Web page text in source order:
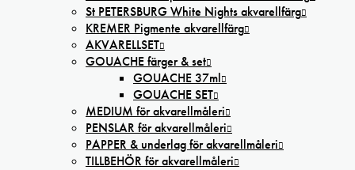
St PETERSBURG White Nights akvarellfärg
KREMER Pigmente akvarellfärg
AKVARELLSET
GOUACHE färger & set
GOUACHE 37ml
GOUACHE SET
MEDIUM för akvarellmåleri
PENSLAR för akvarellmåleri
PAPPER & underlag för akvarellmåleri
TILLBEHÖR för akvarellmåleri